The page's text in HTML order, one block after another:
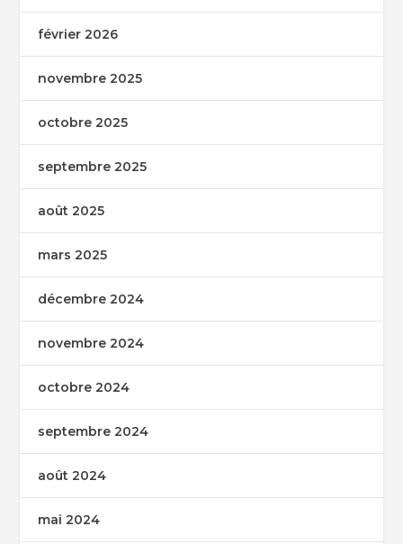
février 2026
novembre 2025
octobre 2025
septembre 2025
août 2025
mars 2025
décembre 2024
novembre 2024
octobre 2024
septembre 2024
août 2024
mai 2024